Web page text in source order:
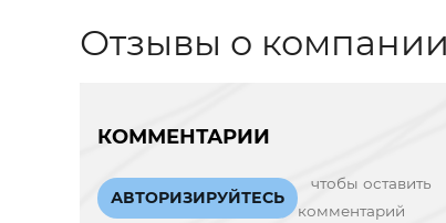
Отзывы о компании
КОММЕНТАРИИ
АВТОРИЗИРУЙТЕСЬ
чтобы оставить
комментарий